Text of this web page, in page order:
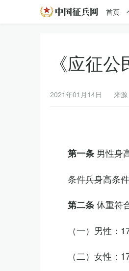
首页
《应征
2021年01月14日 来
第一条 男性身
条件兵身高条
第二条体重符
（一）男性：
（二）女性：